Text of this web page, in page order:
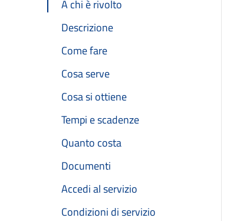
A chi è rivolto
Descrizione
Come fare
Cosa serve
Cosa si ottiene
Tempi e scadenze
Quanto costa
Documenti
Accedi al servizio
Condizioni di servizio